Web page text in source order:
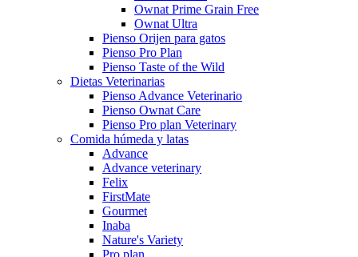
Ownat Prime Grain Free
Ownat Ultra
Pienso Orijen para gatos
Pienso Pro Plan
Pienso Taste of the Wild
Dietas Veterinarias
Pienso Advance Veterinario
Pienso Ownat Care
Pienso Pro plan Veterinary
Comida húmeda y latas
Advance
Advance veterinary
Felix
FirstMate
Gourmet
Inaba
Nature's Variety
Pro plan